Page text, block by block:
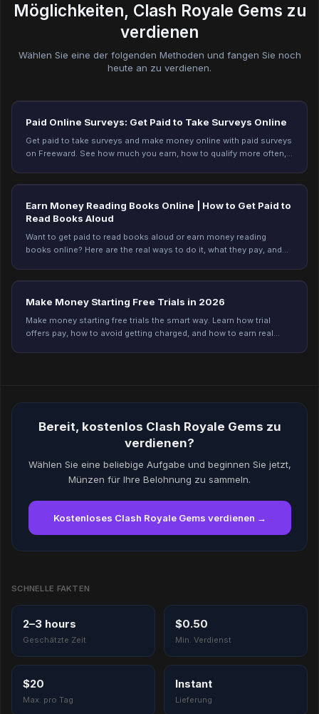
Möglichkeiten, Clash Royale Gems zu
verdienen
Wählen Sie eine der folgenden Methoden und fangen Sie noch
heute an zu verdienen.
Paid Online Surveys: Get Paid to Take Surveys Online
Get paid to take surveys and make money online with paid surveys
on Freeward. See how much you earn, how to qualify more often,
Earn Money Reading Books Online | How to Get Paid to
Read Books Aloud
Want to get paid to read books aloud or earn money reading
books online? Here are the real ways to do it, what they pay, and
Make Money Starting Free Trials in 2026
Make money starting free trials the smart way. Learn how trial
offers pay, how to avoid getting charged, and how to earn real
Bereit, kostenlos Clash Royale Gems zu
verdienen?
Wählen Sie eine beliebige Aufgabe und beginnen Sie jetzt,
Münzen für Ihre Belohnung zu sammeln.
Kostenloses Clash Royale Gems verdienen →
SCHNELLE FAKTEN
2–3 hours
Geschätzte Zeit
$0.50
Min. Verdienst
$20
Max. pro Tag
Instant
Lieferung